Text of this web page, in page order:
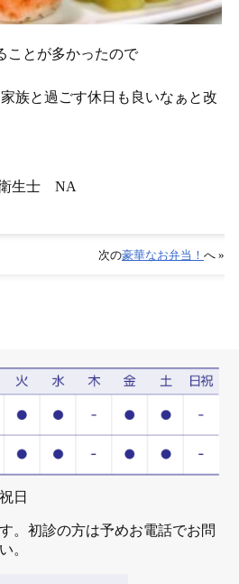
とが多かったので
族と過ごす休日も良いなぁと改
生士 NA
次の豪華なお弁当！ へ »
日
。初診の方は予めお電話でお問
。